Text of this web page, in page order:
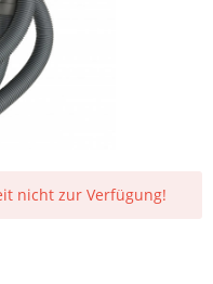
nicht zur Verfügung!